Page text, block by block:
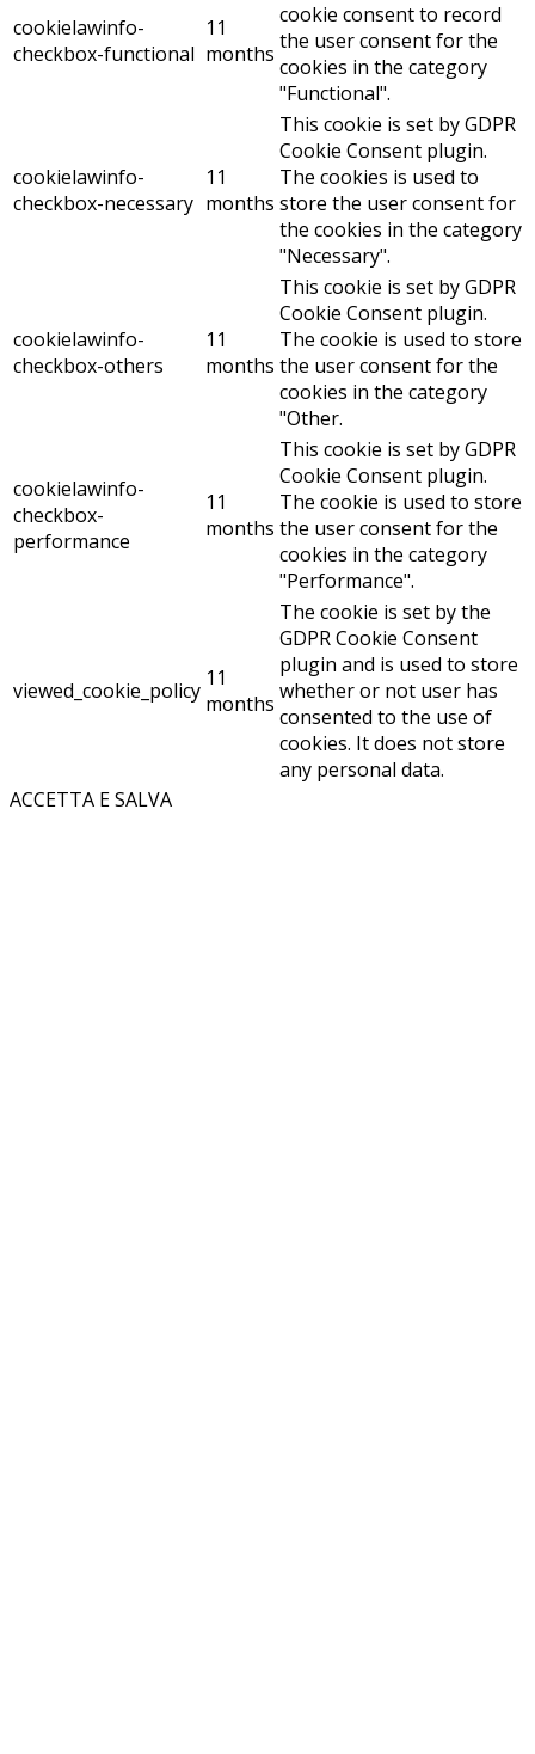
cookielawinfo-
checkbox-functional
11
months
cookie consent to record
the user consent for the
cookies in the category
"Functional".
cookielawinfo-
checkbox-necessary
11
months
This cookie is set by GDPR
Cookie Consent plugin.
The cookies is used to
store the user consent for
the cookies in the category
"Necessary".
cookielawinfo-
checkbox-others
11
months
This cookie is set by GDPR
Cookie Consent plugin.
The cookie is used to store
the user consent for the
cookies in the category
"Other.
cookielawinfo-
checkbox-
performance
11
months
This cookie is set by GDPR
Cookie Consent plugin.
The cookie is used to store
the user consent for the
cookies in the category
"Performance".
viewed_cookie_policy 11
months
The cookie is set by the
GDPR Cookie Consent
plugin and is used to store
whether or not user has
consented to the use of
cookies. It does not store
any personal data.
ACCETTA E SALVA